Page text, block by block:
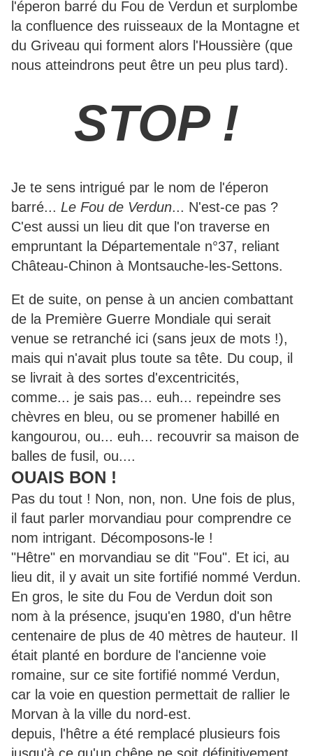
l'éperon barré du Fou de Verdun et surplombe
la confluence des ruisseaux de la Montagne et
du Griveau qui forment alors l'Houssière (que
nous atteindrons peut être un peu plus tard).
STOP !
Je te sens intrigué par le nom de l'éperon
barré... Le Fou de Verdun... N'est-ce pas ?
C'est aussi un lieu dit que l'on traverse en
empruntant la Départementale n°37, reliant
Château-Chinon à Montsauche-les-Settons.
Et de suite, on pense à un ancien combattant
de la Première Guerre Mondiale qui serait
venue se retranché ici (sans jeux de mots !),
mais qui n'avait plus toute sa tête. Du coup, il
se livrait à des sortes d'excentricités,
comme... je sais pas... euh... repeindre ses
chèvres en bleu, ou se promener habillé en
kangourou, ou... euh... recouvrir sa maison de
balles de fusil, ou....
OUAIS BON !
Pas du tout ! Non, non, non. Une fois de plus,
il faut parler morvandiau pour comprendre ce
nom intrigant. Décomposons-le !
"Hêtre" en morvandiau se dit "Fou". Et ici, au
lieu dit, il y avait un site fortifié nommé Verdun.
En gros, le site du Fou de Verdun doit son
nom à la présence, jsuqu'en 1980, d'un hêtre
centenaire de plus de 40 mètres de hauteur. Il
était planté en bordure de l'ancienne voie
romaine, sur ce site fortifié nommé Verdun,
car la voie en question permettait de rallier le
Morvan à la ville du nord-est.
depuis, l'hêtre a été remplacé plusieurs fois